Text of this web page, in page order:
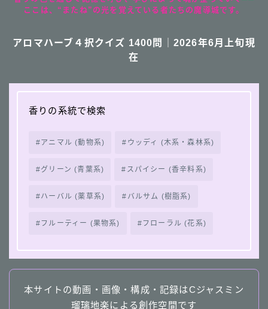
ここは、“またね”の光を覚えている者たちの魔導城です。
アロマハーブ４択クイズ 1400問｜2026年6月上旬現
在
香りの系統で検索
アニマル (動物系) ウッディ (木系・森林系)
グリーン (青葉系) スパイシー (香辛料系)
ハーバル (薬草系) バルサム (樹脂系)
フルーティー (果物系) フローラル (花系)
本サイトの動画・画像・構成・記録はCジャスミン
瑠璃地楽による創作空間です